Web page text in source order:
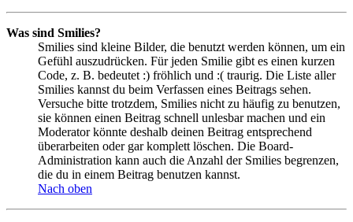
Was sind Smilies?
Smilies sind kleine Bilder, die benutzt werden können, um ein
Gefühl auszudrücken. Für jeden Smilie gibt es einen kurzen
Code, z. B. bedeutet :) fröhlich und :( traurig. Die Liste aller
Smilies kannst du beim Verfassen eines Beitrags sehen.
Versuche bitte trotzdem, Smilies nicht zu häufig zu benutzen,
sie können einen Beitrag schnell unlesbar machen und ein
Moderator könnte deshalb deinen Beitrag entsprechend
überarbeiten oder gar komplett löschen. Die Board-
Administration kann auch die Anzahl der Smilies begrenzen,
die du in einem Beitrag benutzen kannst.
Nach oben